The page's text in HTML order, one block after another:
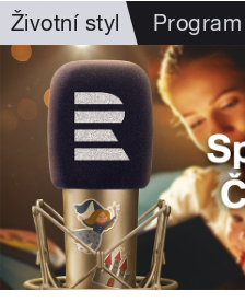
Životní styl Program